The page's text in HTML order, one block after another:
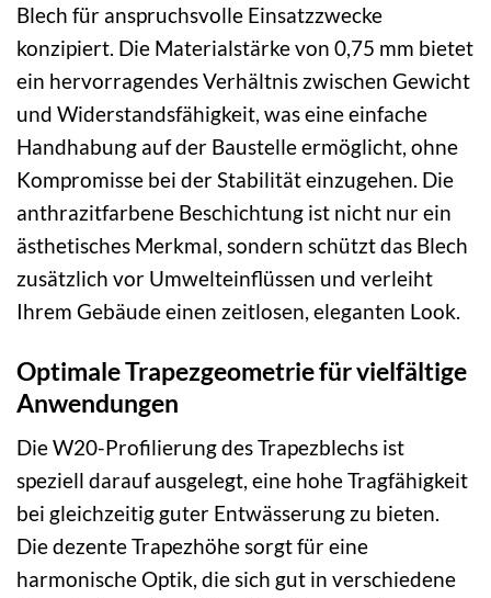
Blech für anspruchsvolle Einsatzzwecke
konzipiert. Die Materialstärke von 0,75 mm bietet
ein hervorragendes Verhältnis zwischen Gewicht
und Widerstandsfähigkeit, was eine einfache
Handhabung auf der Baustelle ermöglicht, ohne
Kompromisse bei der Stabilität einzugehen. Die
anthrazitfarbene Beschichtung ist nicht nur ein
ästhetisches Merkmal, sondern schützt das Blech
zusätzlich vor Umwelteinflüssen und verleiht
Ihrem Gebäude einen zeitlosen, eleganten Look.
Optimale Trapezgeometrie für vielfältige
Anwendungen
Die W20-Profilierung des Trapezblechs ist
speziell darauf ausgelegt, eine hohe Tragfähigkeit
bei gleichzeitig guter Entwässerung zu bieten.
Die dezente Trapezhöhe sorgt für eine
harmonische Optik, die sich gut in verschiedene